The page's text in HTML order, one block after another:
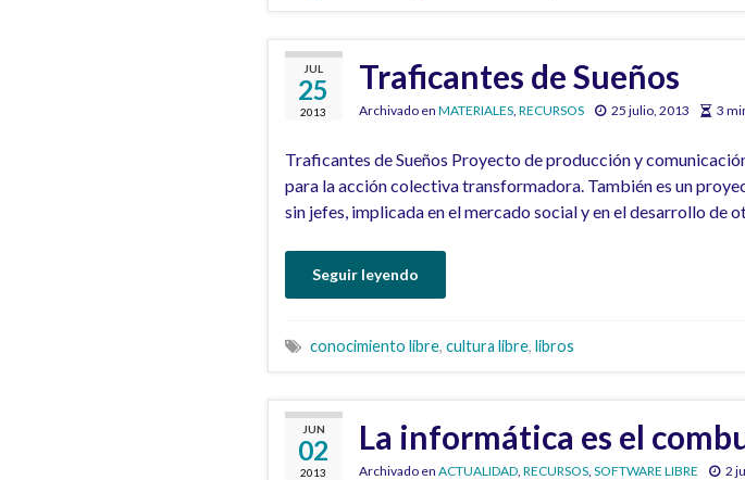
JUL
25
2013
Traficantes de Sueños
Archivado en MATERIALES, RECURSOS 25 julio, 2013 3
Traficantes de Sueños Proyecto de producción y
para la acción colectiva transformadora. También es un
sin jefes, implicada en el mercado social y en el desarrollo de
Seguir leyendo
conocimiento libre, cultura libre, libros
JUN
02
2013
La informática es el
Archivado en ACTUALIDAD, RECURSOS, SOFTWARE LIBRE 2